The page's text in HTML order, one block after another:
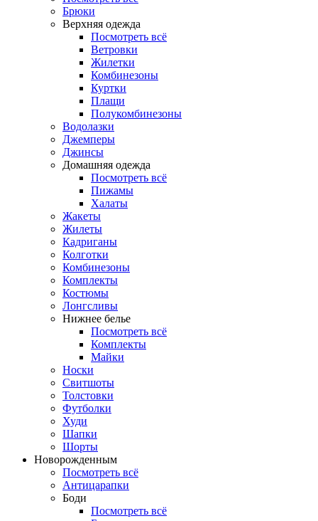
Брюки
Верхняя одежда
Посмотреть всё
Ветровки
Жилетки
Комбинезоны
Куртки
Плащи
Полукомбинезоны
Водолазки
Джемперы
Джинсы
Домашняя одежда
Посмотреть всё
Пижамы
Халаты
Жакеты
Жилеты
Кадриганы
Колготки
Комбинезоны
Комплекты
Костюмы
Лонгсливы
Нижнее белье
Посмотреть всё
Комплекты
Майки
Носки
Свитшоты
Толстовки
Футболки
Худи
Шапки
Шорты
Новорожденным
Посмотреть всё
Антицарапки
Боди
Посмотреть всё